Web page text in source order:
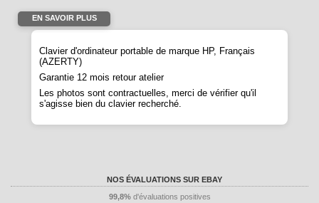
NOS ÉVALUATIONS SUR EBAY
99,8%d'évaluations positives
EN SAVOIR PLUS
Clavier d'ordinateur portable de marque HP, Français
(AZERTY)
Garantie 12 mois retour atelier
Les photos sont contractuelles, merci de vérifier qu'il
s'agisse bien du clavier recherché.